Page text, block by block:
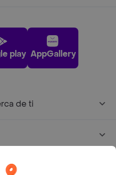
play AppGallery
de ti